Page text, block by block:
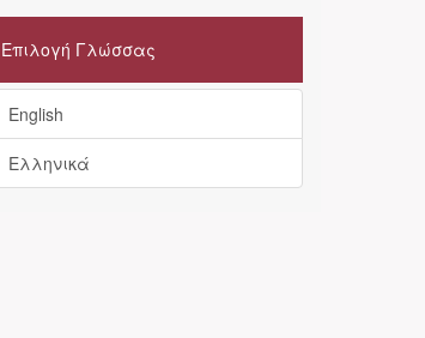
Επιλογή Γλώσσας
English
Ελληνικά